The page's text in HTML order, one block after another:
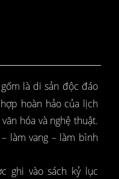
là di sản độc đáo
hoàn hảo của lịch
hóa và nghệ thuật.
làm vang – làm bình
ghi vào sách kỷ lục